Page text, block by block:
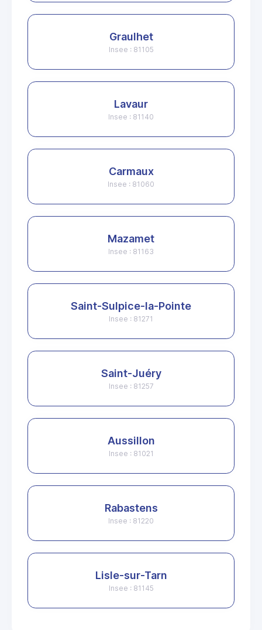
Graulhet
Insee : 81105
Lavaur
Insee : 81140
Carmaux
Insee : 81060
Mazamet
Insee : 81163
Saint-Sulpice-la-Pointe
Insee : 81271
Saint-Juéry
Insee : 81257
Aussillon
Insee : 81021
Rabastens
Insee : 81220
Lisle-sur-Tarn
Insee : 81145